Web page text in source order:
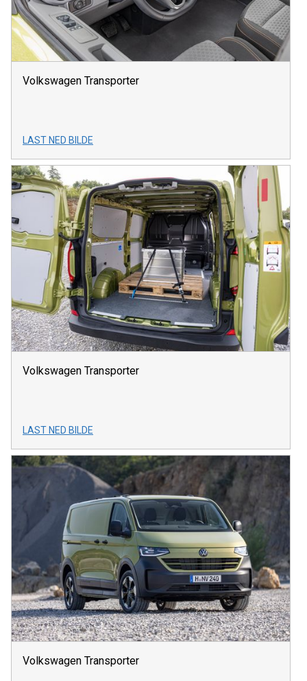
Volkswagen Transporter
LAST NED BILDE
Volkswagen Transporter
LAST NED BILDE
Volkswagen Transporter